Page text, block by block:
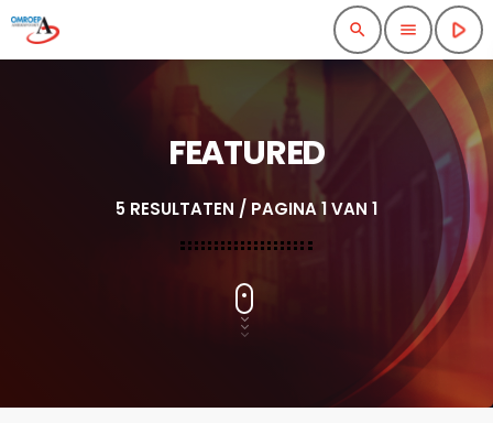
search menu play_arrow
FEATURED
5 RESULTATEN / PAGINA 1 VAN 1